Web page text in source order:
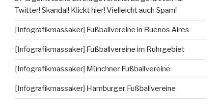
Twitter! Skandal! Klickt hier! Vielleicht auch Spam!
[Infografikmassaker] Fußballvereine in Buenos Aires
[Infografikmassaker] Fußballvereine im Ruhrgebiet
[Infografikmassaker] Münchner Fußballvereine
[Infografikmassaker] Hamburger Fußballvereine